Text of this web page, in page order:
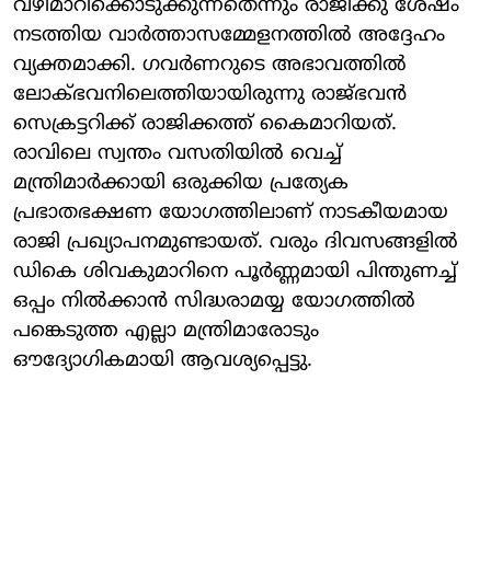
വഴിമാറിക്കൊടുക്കുന്നതെന്നും രാജിക്കു ശേഷം
നടത്തിയ വാർത്താസമ്മേളനത്തിൽ അദ്ദേഹം
വ്യക്തമാക്കി. ഗവർണറുടെ അഭാവത്തിൽ
ലോക്‌ഭവനിലെത്തിയായിരുന്നു രാജ്ഭവൻ
സെക്രട്ടറിക്ക് രാജിക്കത്ത് കൈമാറിയത്.
രാവിലെ സ്വന്തം വസതിയിൽ വെച്ച്
മന്ത്രിമാർക്കായി ഒരുക്കിയ പ്രത്യേക
പ്രഭാതഭക്ഷണ യോഗത്തിലാണ് നാടകീയമായ
രാജി പ്രഖ്യാപനമുണ്ടായത്. വരും ദിവസങ്ങളിൽ
ഡികെ ശിവകുമാറിനെ പൂർണ്ണമായി പിന്തുണച്ച്
ഒപ്പം നിൽക്കാൻ സിദ്ധരാമയ്യ യോഗത്തിൽ
പങ്കെടുത്ത എല്ലാ മന്ത്രിമാരോടും
ഔദ്യോഗികമായി ആവശ്യപ്പെട്ടു.